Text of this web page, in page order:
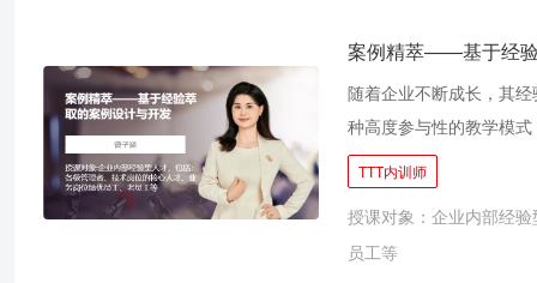
标准、内部传承转化为
将公司内既有岗位专业
优秀经验的提炼，化隐形知
提炼和总结岗位经验，
过岗位经验梳理可以审
领。 本项目的目的在于
案例精萃——基于经
随着企业不断成长，其
种高度参与性的教学模
盘，这对于企业构建内
1、知识资本化：通过案
而减少人才流失带来的
操作标准，这不仅提升
TTT内训师
授课对象：企业内部经
员工等